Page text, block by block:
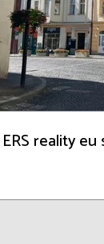
ERS reality